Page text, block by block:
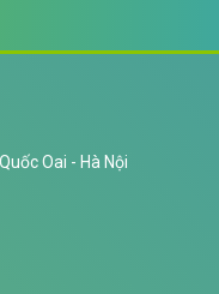
Oai - Hà Nội